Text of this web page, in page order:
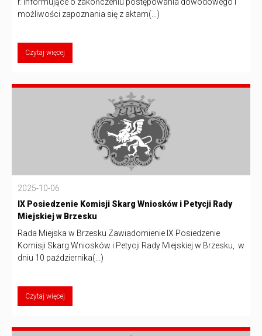
r. informujące o zakończeniu postępowania dowodowego i
możliwości zapoznania się z aktam(...)
Czytaj więcej
2025-10-06
IX Posiedzenie Komisji Skarg Wniosków i Petycji Rady
Miejskiej w Brzesku
Rada Miejska w Brzesku Zawiadomienie IX Posiedzenie
Komisji Skarg Wniosków i Petycji Rady Miejskiej w Brzesku, w
dniu 10 października(...)
Czytaj więcej